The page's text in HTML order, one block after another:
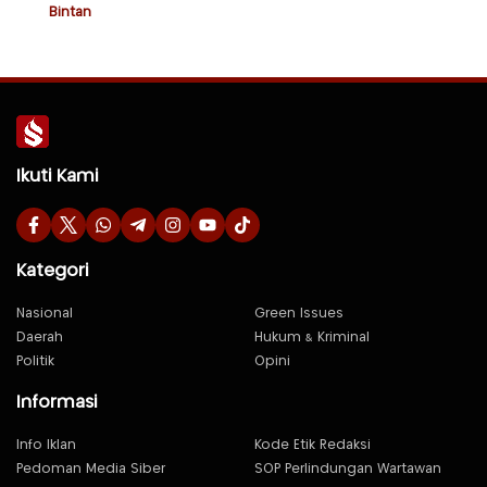
Bintan
Ikuti Kami
Kategori
Nasional
Green Issues
Daerah
Hukum & Kriminal
Politik
Opini
Informasi
Info Iklan
Kode Etik Redaksi
Pedoman Media Siber
SOP Perlindungan Wartawan